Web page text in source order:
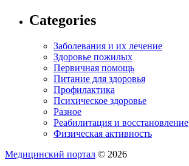
Categories
Заболевания и их лечение
Здоровье пожилых
Первичная помощь
Питание для здоровья
Профилактика
Психическое здоровье
Разное
Реабилитация и восстановление
Физическая активность
Медицинский портал © 2026